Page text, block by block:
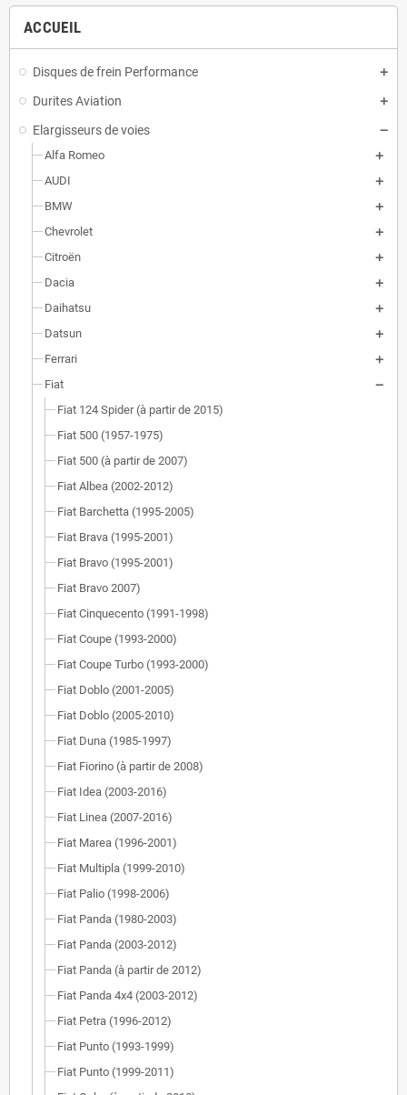
ACCUEIL
Disques de frein Performance
Durites Aviation
Elargisseurs de voies
Alfa Romeo
AUDI
BMW
Chevrolet
Citroën
Dacia
Daihatsu
Datsun
Ferrari
Fiat
Fiat 124 Spider (à partir de 2015)
Fiat 500 (1957-1975)
Fiat 500 (à partir de 2007)
Fiat Albea (2002-2012)
Fiat Barchetta (1995-2005)
Fiat Brava (1995-2001)
Fiat Bravo (1995-2001)
Fiat Bravo 2007)
Fiat Cinquecento (1991-1998)
Fiat Coupe (1993-2000)
Fiat Coupe Turbo (1993-2000)
Fiat Doblo (2001-2005)
Fiat Doblo (2005-2010)
Fiat Duna (1985-1997)
Fiat Fiorino (à partir de 2008)
Fiat Idea (2003-2016)
Fiat Linea (2007-2016)
Fiat Marea (1996-2001)
Fiat Multipla (1999-2010)
Fiat Palio (1998-2006)
Fiat Panda (1980-2003)
Fiat Panda (2003-2012)
Fiat Panda (à partir de 2012)
Fiat Panda 4x4 (2003-2012)
Fiat Petra (1996-2012)
Fiat Punto (1993-1999)
Fiat Punto (1999-2011)